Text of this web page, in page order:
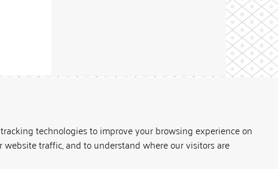
technologies to improve your browsing experience on
website traffic, and to understand where our visitors are